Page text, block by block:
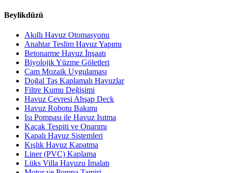
Beylikdüzü
Akıllı Havuz Otomasyonu
Anahtar Teslim Havuz Yapımı
Betonarme Havuz İnşaatı
Biyolojik Yüzme Göletleri
Cam Mozaik Uygulaması
Doğal Taş Kaplamalı Havuzlar
Filtre Kumu Değişimi
Havuz Çevresi Ahşap Deck
Havuz Robotu Bakımı
Isı Pompası ile Havuz Isıtma
Kaçak Tespiti ve Onarımı
Kapalı Havuz Sistemleri
Kışlık Havuz Kapatma
Liner (PVC) Kaplama
Lüks Villa Havuzu İmalatı